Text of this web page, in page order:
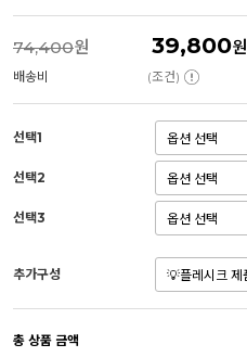
74,400원 39,800원
배송비 (조건)
선택1
선택2
선택3
추가구성
총 상품 금액